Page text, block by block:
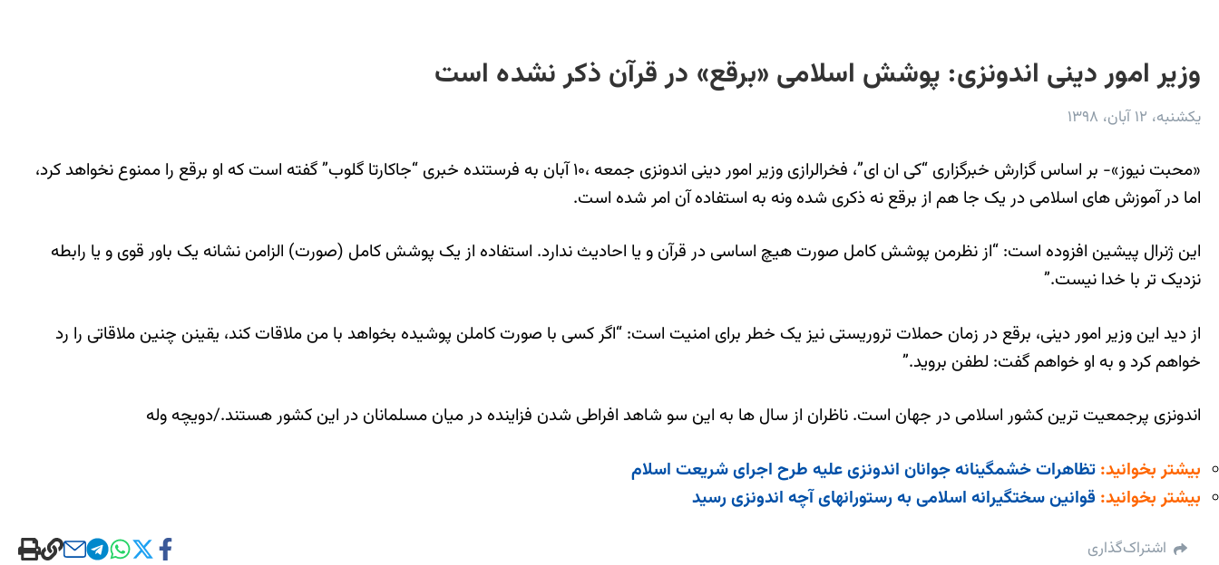
وزیر امور دینی اندونزی: پوشش اسلامی «برقع» در قرآن ذکر نشده است
یکشنبه، ۱۲ آبان، ۱۳۹۸
«محبت نیوز»- بر اساس گزارش خبرگزاری “کی ان ای”، فخرالرازی وزیر امور دینی اندونزی جمعه ،۱۰ آبان به فرستنده خبری “جاکارتا گلوب” گفته است که او برقع را ممنوع نخواهد کرد،
اما در آموزش های اسلامی در یک جا هم از برقع نه ذکری شده ونه به استفاده آن امر شده است.
این ژنرال پیشین افزوده است: “از نظرمن پوشش کامل صورت هیچ اساسی در قرآن و یا احادیث ندارد. استفاده از یک پوشش کامل (صورت) الزامن نشانه یک باور قوی و یا رابطه
نزدیک تر با خدا نیست.”
از دید این وزیر امور دینی، برقع در زمان حملات تروریستی نیز یک خطر برای امنیت است: “اگر کسی با صورت کاملن پوشیده بخواهد با من ملاقات کند، یقینن چنین ملاقاتی را رد
خواهم کرد و به او خواهم گفت: لطفن بروید.”
اندونزی پرجمعیت ترین کشور اسلامی در جهان است. ناظران از سال ها به این سو شاهد افراطی شدن فزاینده در میان مسلمانان در این کشور هستند./دویچه وله
بیشتر بخوانید: تظاهرات خشمگینانه جوانان اندونزی علیه طرح اجرای شریعت اسلام
بیشتر بخوانید: قوانین سختگیرانه اسلامی به رستورانهای آچه اندونزی رسید
اشتراک‌گذاری